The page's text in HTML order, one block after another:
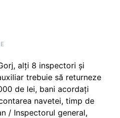
alți 8 inspectori și
trebuie să returneze
de lei, bani acordați
navetei, timp de
/ Inspectorul general,